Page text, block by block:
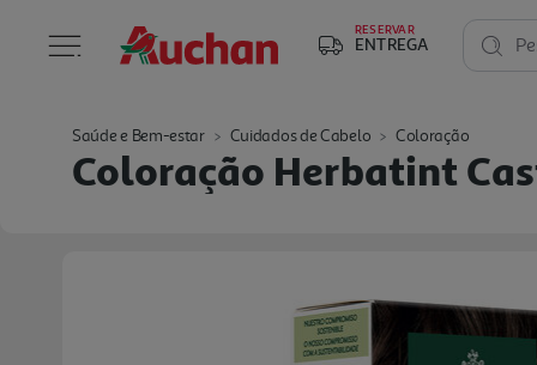
RESERVAR
ENTREGA
Saúde e Bem-estar Cuidados de Cabelo Coloração
Coloração Herbatint